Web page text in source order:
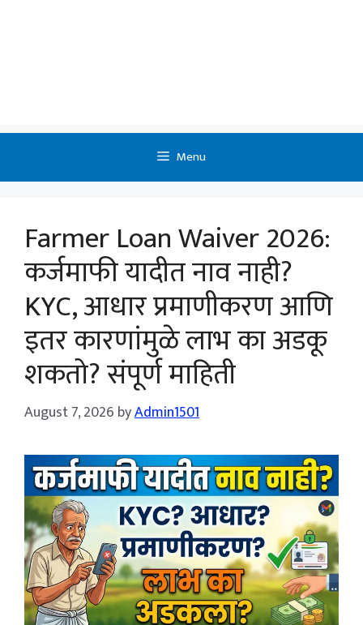
Menu
Farmer Loan Waiver 2026:
कर्जमाफी यादीत नाव नाही?
KYC, आधार प्रमाणीकरण आणि
इतर कारणांमुळे लाभ का अडकू
शकतो? संपूर्ण माहिती
August 7, 2026 byAdmin1501